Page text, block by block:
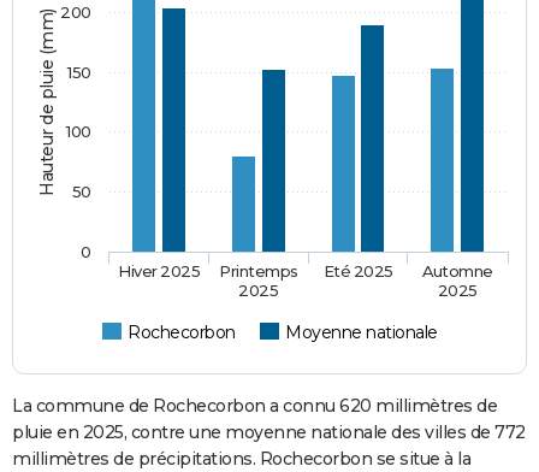
Hauteur de pluie (mm)
Rochecorbon Moyenne nationale
Hiver 2025
Printemps
2025
Eté 2025
Automne
2025
0
50
100
150
200
La commune de Rochecorbon a connu 620 millimètres de
pluie en 2025, contre une moyenne nationale des villes de 772
millimètres de précipitations. Rochecorbon se situe à la